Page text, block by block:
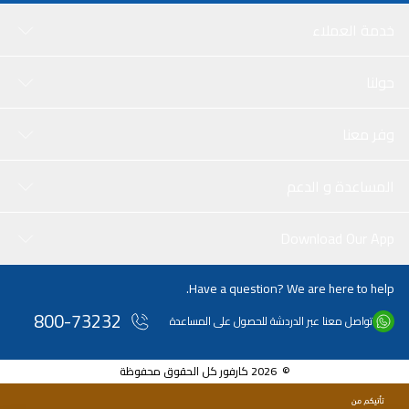
Have a question? We are here to help.
تواصل معنا عبر الدردشة للحصول على المساعدة 800-73232
© 2026 كارفور كل الحقوق محفوظة